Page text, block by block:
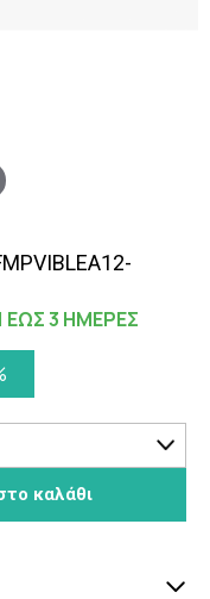
3 ΗΜΕΡΕΣ
καλάθι